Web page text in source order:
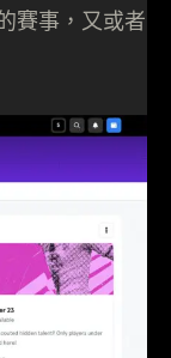
賽事，又或者